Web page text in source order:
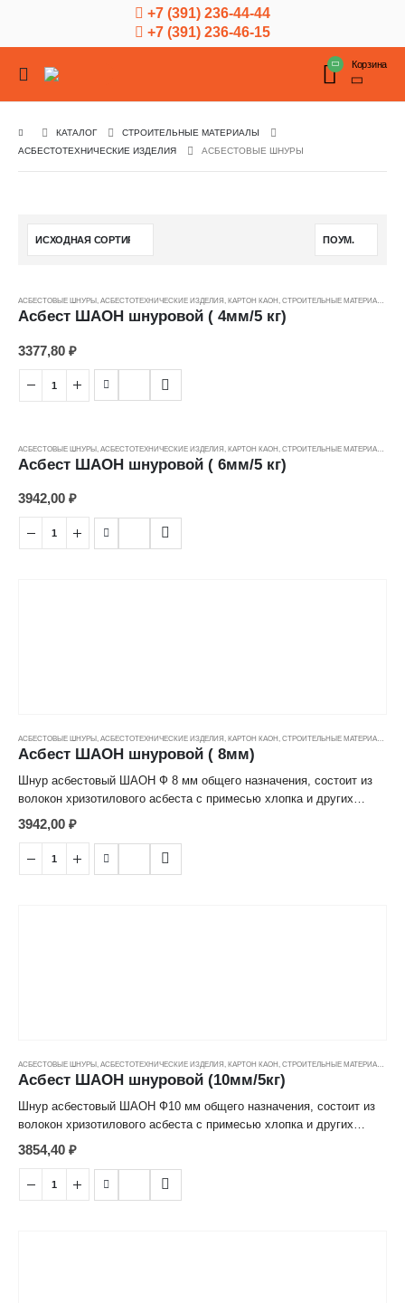
+7 (391) 236-44-44
+7 (391) 236-46-15
Корзина
КАТАЛОГ
СТРОИТЕЛЬНЫЕ МАТЕРИАЛЫ
АСБЕСТОТЕХНИЧЕСКИЕ ИЗДЕЛИЯ
АСБЕСТОВЫЕ ШНУРЫ
АСБЕСТОВЫЕ ШНУРЫ , АСБЕСТОТЕХНИЧЕСКИЕ ИЗДЕЛИЯ, КАРТОН КАОН, СТРОИТЕЛЬНЫЕ МАТЕРИАЛЫ
Асбест ШАОН шнуровой ( 4мм/5 кг)
3377,80 ₽
АСБЕСТОВЫЕ ШНУРЫ АСБЕСТОТЕХНИЧЕСКИЕ ИЗДЕЛИЯ КАРТОН КАОН СТРОИТЕЛЬНЫЕ МАТЕРИАЛЫ
Асбест ШАОН шнуровой ( 6мм/5 кг)
3942,00 ₽
АСБЕСТОВЫЕ ШНУРЫ АСБЕСТОТЕХНИЧЕСКИЕ ИЗДЕЛИЯ КАРТОН КАОН СТРОИТЕЛЬНЫЕ МАТЕРИАЛЫ
Асбест ШАОН шнуровой ( 8мм)
Шнур асбестовый ШАОН Ф 8 мм общего назначения, состоит из
волокон хризотилового асбеста с примесью хлопка и других
химических волокон, используется в уплотнении соединений в
различных тепловых агрегатах и теплопроводящих системах.
Рабочая температура до +400°C.
3942,00 ₽
АСБЕСТОВЫЕ ШНУРЫ АСБЕСТОТЕХНИЧЕСКИЕ ИЗДЕЛИЯ КАРТОН КАОН СТРОИТЕЛЬНЫЕ МАТЕРИАЛЫ
Асбест ШАОН шнуровой (10мм/5кг)
Шнур асбестовый ШАОН Ф10 мм общего назначения, состоит из
волокон хризотилового асбеста с примесью хлопка и других
химических волокон, используется в уплотнении соединений в
различных тепловых агрегатах и теплопроводящих системах.
Рабочая температура до +400°C.
3854,40 ₽